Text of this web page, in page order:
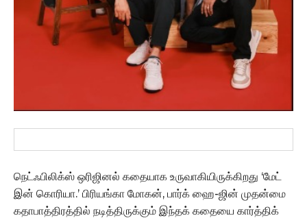
நெட்ஃபிலிக்ஸ் ஒரிஜினல் கதையாக உருவாகியிருக்கிறது ‘மேட்
இன் கொரியா.’ பிரியங்கா மோகன், பார்க் ஹை-ஜின் முதன்மை
கதாபாத்திரத்தில் நடித்திருக்கும் இந்தக் கதையை கார்த்திக்